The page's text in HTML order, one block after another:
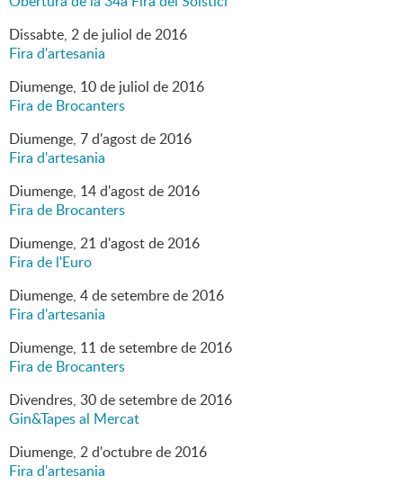
Dissabte, 2de juliol de2016
Fira d'artesania
Diumenge, 10de juliol de2016
Fira de Brocanters
Diumenge, 7d'agostde2016
Fira d'artesania
Diumenge, 14d'agostde2016
Fira de Brocanters
Diumenge, 21d'agostde2016
Fira de l'Euro
Diumenge, 4desetembrede2016
Fira d'artesania
Diumenge, 11desetembrede2016
Fira de Brocanters
Divendres, 30desetembrede2016
Gin&Tapes al Mercat
Diumenge, 2d'octubrede2016
Fira d'artesania